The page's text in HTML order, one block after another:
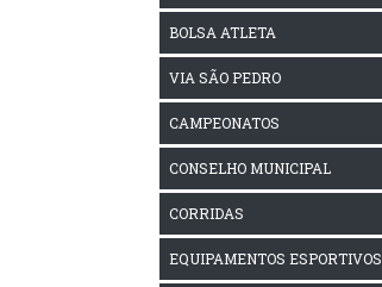
BOLSA ATLETA
VIA SÃO PEDRO
CAMPEONATOS
CONSELHO MUNICIPAL
CORRIDAS
EQUIPAMENTOS ESPORTIVOS